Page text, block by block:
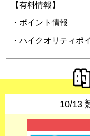
【有料情報】
・ポイント情報
・ハイクオリティポ
10/13